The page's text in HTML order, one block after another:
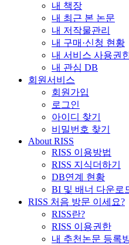
내 책장
내 최근 본 논문
내 저작물관리
내 구매·신청 현황
내 서비스 사용권
내 관심 DB
회원서비스
회원가입
로그인
아이디 찾기
비밀번호 찾기
About RISS
RISS 이용방법
RISS 지식더하기
DB연계 현황
BI 및 배너 다운로
RISS 처음 방문 이세요?
RISS란?
RISS 이용권한
내 추천논문 등록